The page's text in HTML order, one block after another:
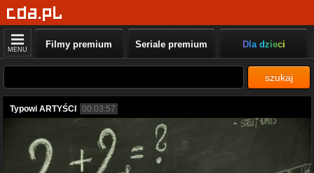
MENU Filmy premium Seriale premium Dla dzieci
szukaj
Typowi ARTYŚCI 00:03:57